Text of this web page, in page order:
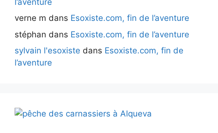
verne m dans Esoxiste.com, fin de l’aventure
stéphan dans Esoxiste.com, fin de l’aventure
sylvain l'esoxiste dans Esoxiste.com, fin de
l’aventure